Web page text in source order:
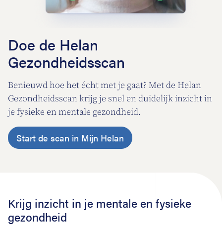
Doe de Helan
Gezondheidsscan
Benieuwd hoe het écht met je gaat? Met de Helan
Gezondheidsscan krijg je snel en duidelijk inzicht in
je fysieke en mentale gezondheid.
Start de scan in Mijn Helan
Krijg inzicht in je mentale en fysieke
gezondheid